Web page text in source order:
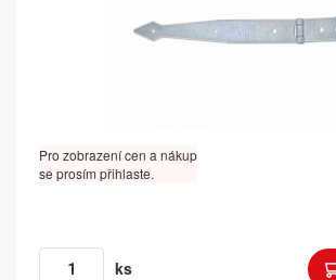
Pro zobrazení cen a nákup
se prosím přihlaste.
ks